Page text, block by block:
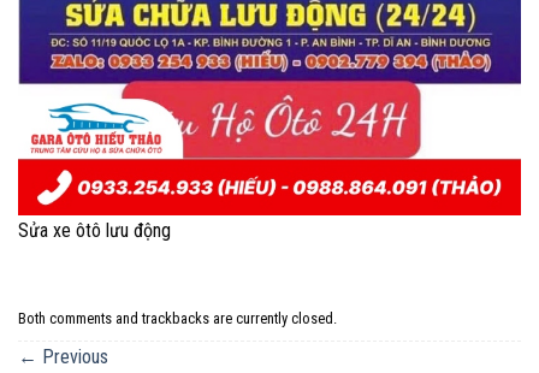
Sửa xe ôtô lưu động
Both comments and trackbacks are currently closed.
← Previous